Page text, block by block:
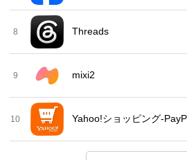
8 Threads
9 mixi2
10 Yahoo!ショッピング-